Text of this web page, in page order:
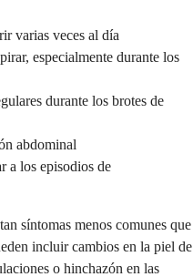
varias veces al día
especialmente durante los
durante los brotes de
abdominal
a los episodios de
síntomas menos comunes que
incluir cambios en la piel de
o hinchazón en las